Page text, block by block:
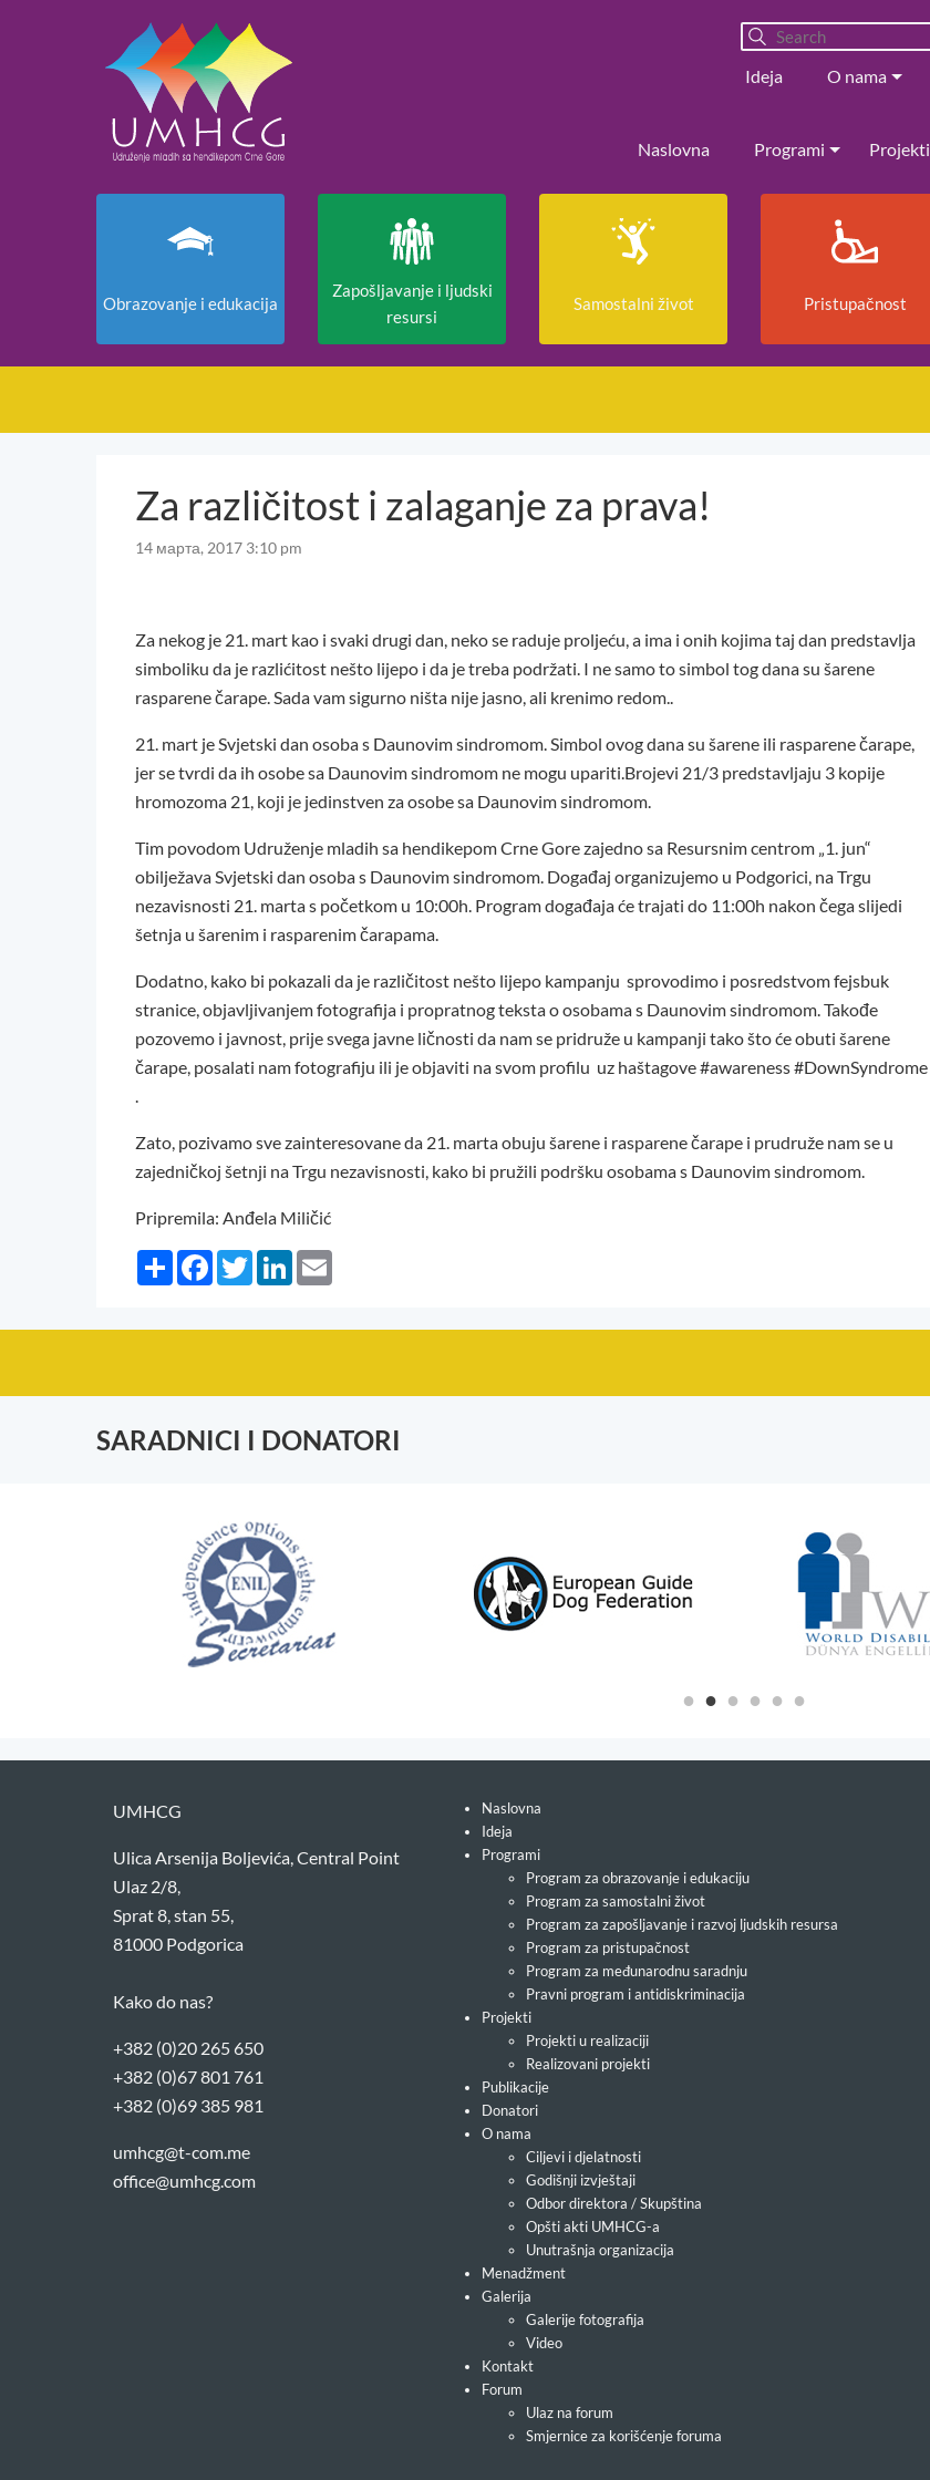
Ideja O nama
Naslovna Programi Projekti
Obrazovanje i edukacija
Zapošljavanje i ljudski
resursi
Samostalni život Pristupačnost
Za različitost i zalaganje za prava!
14 марта, 2017 3:10 pm
Za nekog je 21. mart kao i svaki drugi dan, neko se raduje proljeću, a ima i onih kojima taj dan predstavlja
simboliku da je razlićitost nešto lijepo i da je treba podržati. I ne samo to simbol tog dana su šarene
rasparene čarape. Sada vam sigurno ništa nije jasno, ali krenimo redom..
21. mart je Svjetski dan osoba s Daunovim sindromom. Simbol ovog dana su šarene ili rasparene čarape,
jer se tvrdi da ih osobe sa Daunovim sindromom ne mogu upariti.Brojevi 21/3 predstavljaju 3 kopije
hromozoma 21, koji je jedinstven za osobe sa Daunovim sindromom.
Tim povodom Udruženje mladih sa hendikepom Crne Gore zajedno sa Resursnim centrom „1. jun“
obilježava Svjetski dan osoba s Daunovim sindromom. Događaj organizujemo u Podgorici, na Trgu
nezavisnosti 21. marta s početkom u 10:00h. Program događaja će trajati do 11:00h nakon čega slijedi
šetnja u šarenim i rasparenim čarapama.
Dodatno, kako bi pokazali da je različitost nešto lijepo kampanju sprovodimo i posredstvom fejsbuk
stranice, objavljivanjem fotografija i propratnog teksta o osobama s Daunovim sindromom. Takođe
pozovemo i javnost, prije svega javne ličnosti da nam se pridruže u kampanji tako što će obuti šarene
čarape, posalati nam fotografiju ili je objaviti na svom profilu uz haštagove #awareness #DownSyndrome
.
Zato, pozivamo sve zainteresovane da 21. marta obuju šarene i rasparene čarape i prudruže nam se u
zajedničkoj šetnji na Trgu nezavisnosti, kako bi pružili podršku osobama s Daunovim sindromom.
Pripremila: Anđela Miličić
Share FacebookTwitterLinkedIn
SARADNICI I DONATORI
UMHCG
Ulica Arsenija Boljevića, Central Point
Ulaz 2/8,
Sprat 8, stan 55,
81000 Podgorica
Kako do nas?
+382 (0)20 265 650
+382 (0)67 801 761
+382 (0)69 385 981
umhcg@t-com.me
office@umhcg.com
Naslovna
Ideja
Programi
Program za obrazovanje i edukaciju
Program za samostalni život
Program za zapošljavanje i razvoj ljudskih resursa
Program za pristupačnost
Program za međunarodnu saradnju
Pravni program i antidiskriminacija
Projekti
Projekti u realizaciji
Realizovani projekti
Publikacije
Donatori
O nama
Ciljevi i djelatnosti
Godišnji izvještaji
Odbor direktora / Skupština
Opšti akti UMHCG-a
Unutrašnja organizacija
Menadžment
Galerija
Galerije fotografija
Video
Kontakt
Forum
Ulaz na forum
Smjernice za korišćenje foruma